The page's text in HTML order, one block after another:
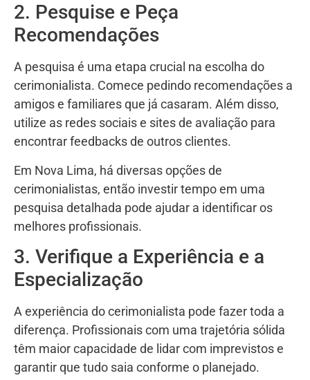
2. Pesquise e Peça
Recomendações
A pesquisa é uma etapa crucial na escolha do
cerimonialista. Comece pedindo recomendações a
amigos e familiares que já casaram. Além disso,
utilize as redes sociais e sites de avaliação para
encontrar feedbacks de outros clientes.
Em Nova Lima, há diversas opções de
cerimonialistas, então investir tempo em uma
pesquisa detalhada pode ajudar a identificar os
melhores profissionais.
3. Verifique a Experiência e a
Especialização
A experiência do cerimonialista pode fazer toda a
diferença. Profissionais com uma trajetória sólida
têm maior capacidade de lidar com imprevistos e
garantir que tudo saia conforme o planejado.